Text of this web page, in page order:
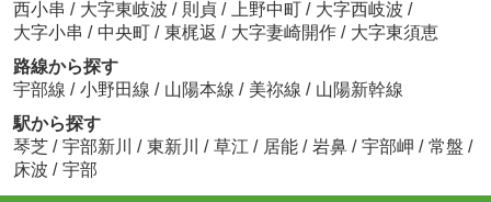
西小串 / 大字東岐波 / 則貞 / 上野中町 / 大字西岐波 /
大字小串 / 中央町 / 東梶返 / 大字妻崎開作 / 大字東須恵
路線から探す
宇部線 / 小野田線 / 山陽本線 / 美祢線 / 山陽新幹線
駅から探す
琴芝 / 宇部新川 / 東新川 / 草江 / 居能 / 岩鼻 / 宇部岬 / 常盤 /
床波 / 宇部